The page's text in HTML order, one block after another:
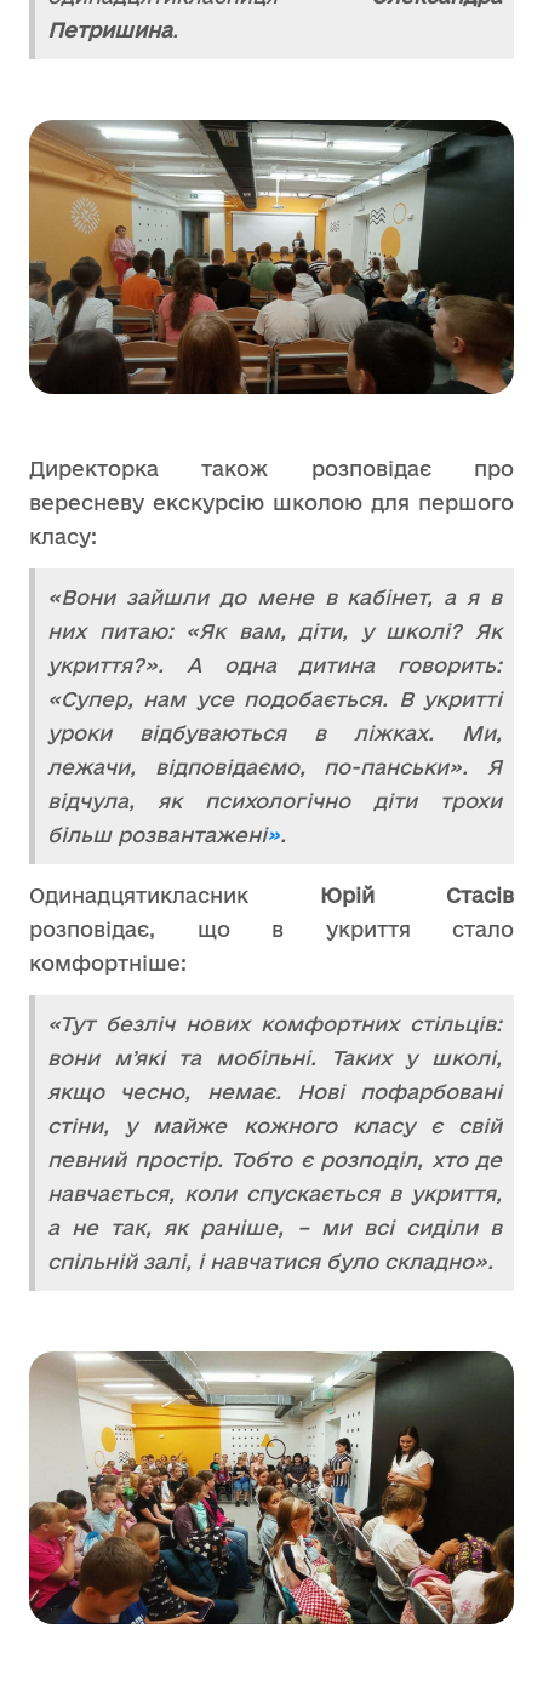
Петришина.
Директорка також розповідає про
вересневу екскурсію школою для першого
класу:
«Вони зайшли до мене в кабінет, а я в
них питаю: «Як вам, діти, у школі? Як
укриття?». А одна дитина говорить:
«Супер, нам усе подобається. В укритті
уроки відбуваються в ліжках. Ми,
лежачи, відповідаємо, по-панськи». Я
відчула, як психологічно діти трохи
більш розвантажені».
Одинадцятикласник Юрій Стасів
розповідає, що в укриття стало
комфортніше:
«Тут безліч нових комфортних стільців:
вони мʼякі та мобільні. Таких у школі,
якщо чесно, немає. Нові пофарбовані
стіни, у майже кожного класу є свій
певний простір. Тобто є розподіл, хто де
навчається, коли спускається в укриття,
а не так, як раніше, – ми всі сиділи в
спільній залі, і навчатися було складно».